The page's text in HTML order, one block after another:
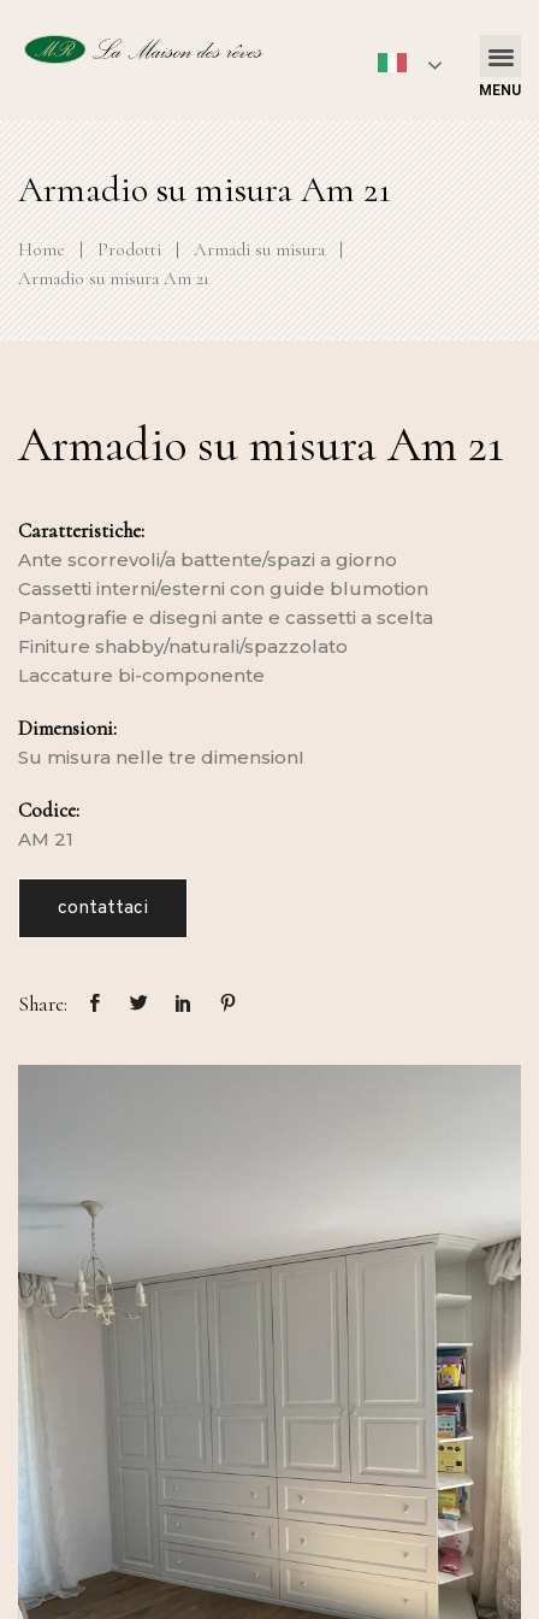
MENU
Armadio su misura Am 21
Home | Prodotti | Armadi su misura
|
Armadio su misura Am 21
Armadio su misura Am 21
Caratteristiche:
Ante scorrevoli/a battente/spazi a giorno
Cassetti interni/esterni con guide blumotion
Pantografie e disegni ante e cassetti a scelta
Finiture shabby/naturali/spazzolato
Laccature bi-componente
Dimensioni:
Su misura nelle tre dimensionI
Codice:
AM 21
contattaci
Share: